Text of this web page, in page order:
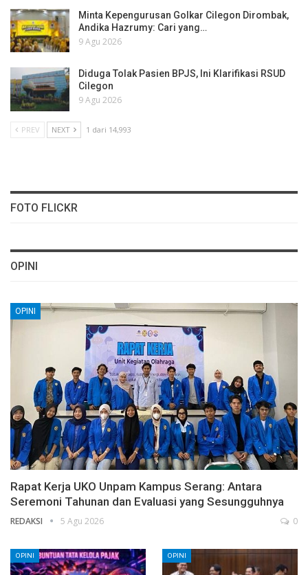
Minta Kepengurusan Golkar Cilegon Dirombak,
Andika Hazrumy: Cari yang…
9 Agu 2026
Diduga Tolak Pasien BPJS, Ini Klarifikasi RSUD
Cilegon
9 Agu 2026
PREV NEXT 1 dari 14,993
FOTO FLICKR
OPINI
OPINI
Rapat Kerja UKO Unpam Kampus Serang: Antara
Seremoni Tahunan dan Evaluasi yang Sesungguhnya
REDAKSI 5 Agu 2026 0
OPINI OPINI